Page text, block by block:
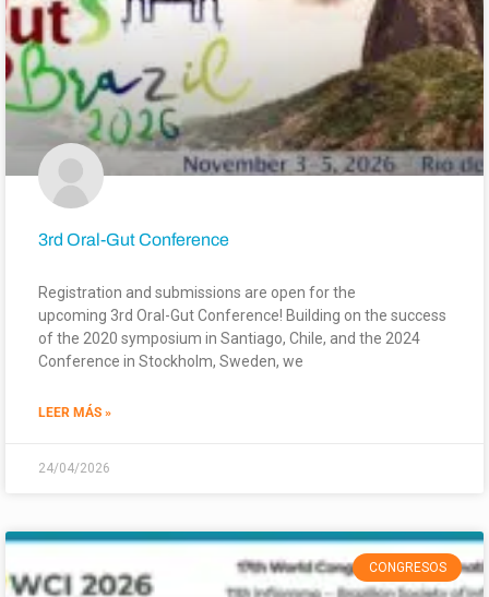
3rd Oral-Gut Conference
Registration and submissions are open for the
upcoming 3rd Oral-Gut Conference! Building on the success
of the 2020 symposium in Santiago, Chile, and the 2024
Conference in Stockholm, Sweden, we
LEER MÁS »
24/04/2026
CONGRESOS